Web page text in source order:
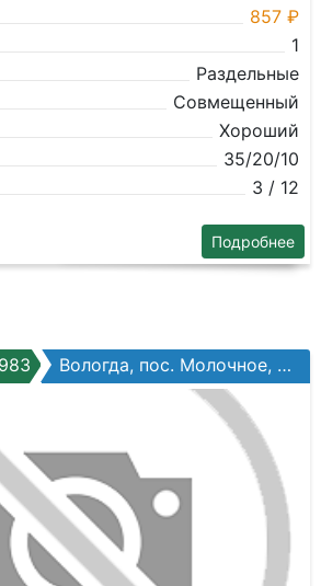
857 ₽
1
Раздельные
Совмещенный
Хороший
35/20/10
3 / 12
Подробнее
Вологда, пос. Молочное, Мира ул, №7